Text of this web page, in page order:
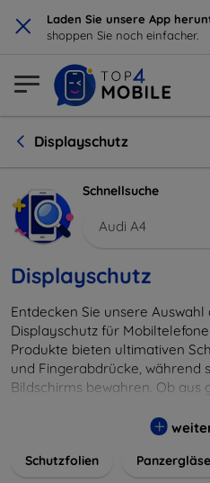
× Laden Sie unsere App
shoppen Sie noch einfacher.
Displayschutz
Schnellsuche
Audi A4
Displayschutz
Entdecken Sie unsere
Displayschutz für
Produkte bieten ultimativen
und Fingerabdrücke, während
Bildschirms bewahren. Ob aus
installieren und passgenau für
wertvolles Gerät mit unseren
Schutzfolien